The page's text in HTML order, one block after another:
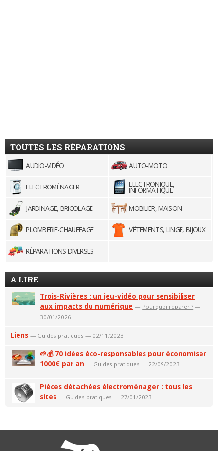
TOUTES LES RÉPARATIONS
AUDIO-VIDÉO AUTO-MOTO
ELECTROMÉNAGER ELECTRONIQUE,
INFORMATIQUE
JARDINAGE, BRICOLAGE
MOBILIER, MAISON
PLOMBERIE-CHAUFFAGE VÊTEMENTS, LINGE, BIJOUX
RÉPARATIONS DIVERSES
A LIRE
Trois-Rivières : un jeu-vidéo pour sensibiliser
aux impacts du numérique — Pourquoi réparer ? —
30/01/2026
Liens — Guides pratiques — 02/11/2023
🌱💰 70 idées éco-responsables pour économiser
1000€ par an — Guides pratiques — 22/09/2023
Pièces détachées électroménager : tous les
sites — Guides pratiques — 27/01/2023